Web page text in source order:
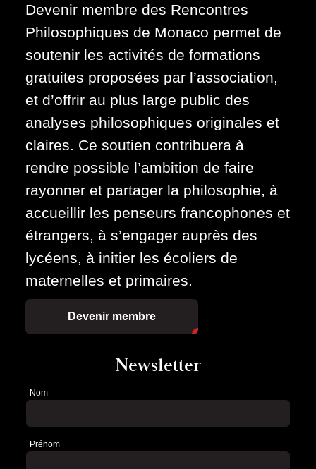
Devenir membre des Rencontres
Philosophiques de Monaco permet de
soutenir les activités de formations
gratuites proposées par l’association,
et d’offrir au plus large public des
analyses philosophiques originales et
claires. Ce soutien contribuera à
rendre possible l’ambition de faire
rayonner et partager la philosophie, à
accueillir les penseurs francophones et
étrangers, à s’engager auprès des
lycéens, à initier les écoliers de
maternelles et primaires.
Devenir membre
Newsletter
Newsletter
Nom
Prénom